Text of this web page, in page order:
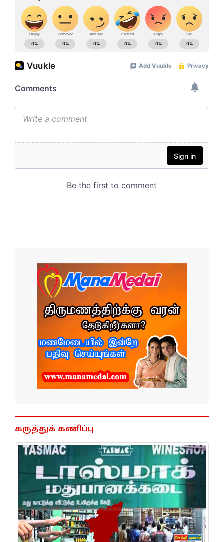
கருத்துக் கணிப்பு